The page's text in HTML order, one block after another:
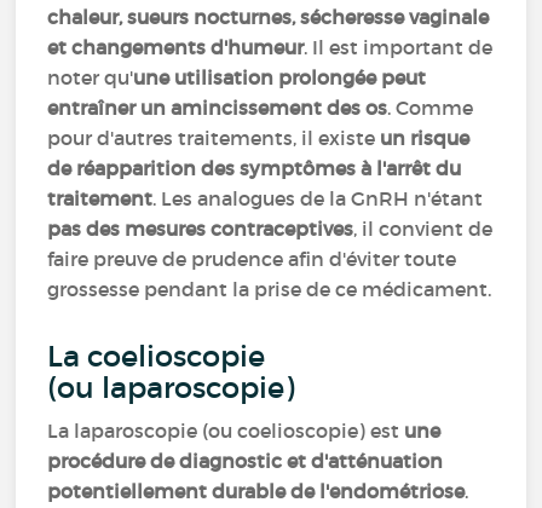
chaleur, sueurs nocturnes, sécheresse vaginale
et changements d'humeur. Il est important de
noter qu'une utilisation prolongée peut
entraîner un amincissement des os. Comme
pour d'autres traitements, il existe un risque
de réapparition des symptômes à l'arrêt du
traitement. Les analogues de la GnRH n'étant
pas des mesures contraceptives, il convient de
faire preuve de prudence afin d'éviter toute
grossesse pendant la prise de ce médicament.
La coelioscopie
(ou laparoscopie)
La laparoscopie (ou coelioscopie) est une
procédure de diagnostic et d'atténuation
potentiellement durable de l'endométriose.